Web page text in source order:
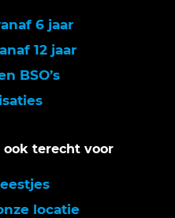
6 jaar
12 jaar
BSO’s
terecht voor
locatie